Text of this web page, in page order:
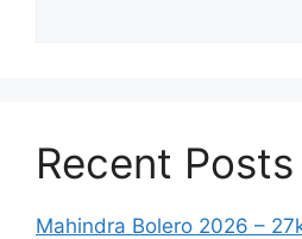
Recent Posts
Mahindra Bolero 2026 –